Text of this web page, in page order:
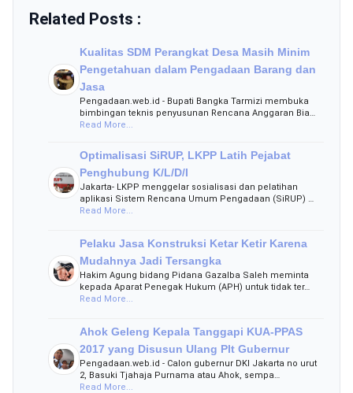
Related Posts :
Kualitas SDM Perangkat Desa Masih Minim
Pengetahuan dalam Pengadaan Barang dan
Jasa
Pengadaan.web.id - Bupati Bangka Tarmizi membuka
bimbingan teknis penyusunan Rencana Anggaran Bia…
Read More...
Optimalisasi SiRUP, LKPP Latih Pejabat
Penghubung K/L/D/I
Jakarta- LKPP menggelar sosialisasi dan pelatihan
aplikasi Sistem Rencana Umum Pengadaan (SiRUP) …
Read More...
Pelaku Jasa Konstruksi Ketar Ketir Karena
Mudahnya Jadi Tersangka
Hakim Agung bidang Pidana Gazalba Saleh meminta
kepada Aparat Penegak Hukum (APH) untuk tidak ter…
Read More...
Ahok Geleng Kepala Tanggapi KUA-PPAS
2017 yang Disusun Ulang Plt Gubernur
Pengadaan.web.id - Calon gubernur DKI Jakarta no urut
2, Basuki Tjahaja Purnama atau Ahok, sempa…
Read More...